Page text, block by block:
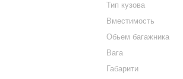
Тип кузова
Вместимость
Обьем багажника
Вага
Габарити